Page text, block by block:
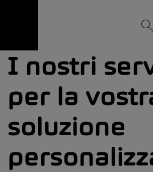
I nostri
per la
soluzione